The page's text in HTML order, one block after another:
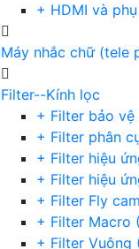
+ HDMI và
Máy nhắc chữ (tele
Filter--Kính lọc
+ Filter bảo
+ Filter phân
+ Filter hiệu
+ Filter hiệu
+ Filter Fly
+ Filter Macro
+ Filter Vuông